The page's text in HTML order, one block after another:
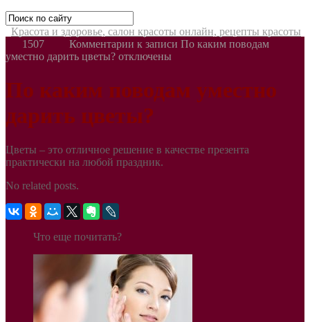
Красота и здоровье, салон красоты онлайн, рецепты красоты
1507
Комментарии к записи По каким поводам
уместно дарить цветы? отключены
По каким поводам уместно
дарить цветы?
Цветы – это отличное решение в качестве презента
практически на любой праздник.
No related posts.
Что еще почитать?